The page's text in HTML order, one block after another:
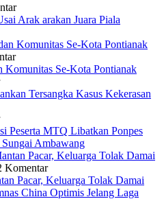
Arak arakan Juara Piala
Komunitas Se-Kota Pontianak
Tersangka Kasus Kekerasan
Peserta MTQ Libatkan Ponpes
Ambawang
Komentar
Pacar, Keluarga Tolak Damai